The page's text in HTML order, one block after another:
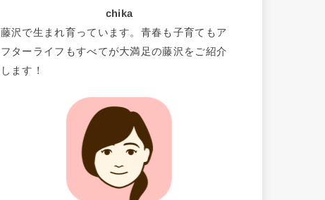
chika
藤沢で生まれ育っています。青春も子育てもア
フターライフもすべてが大満足の藤沢をご紹介
します！